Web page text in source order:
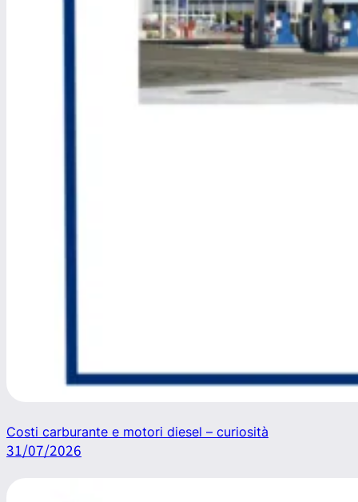
Costi carburante e motori diesel – curiosità
31/07/2026